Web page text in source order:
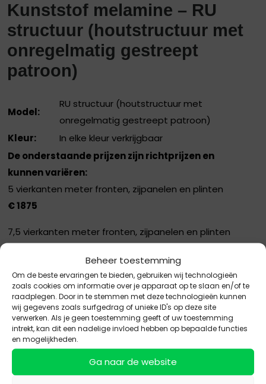
Beheer toestemming
Om de beste ervaringen te bieden, gebruiken wij technologieën
zoals cookies om informatie over je apparaat op te slaan en/of te
raadplegen. Door in te stemmen met deze technologieën kunnen
wij gegevens zoals surfgedrag of unieke ID's op deze site
verwerken. Als je geen toestemming geeft of uw toestemming
intrekt, kan dit een nadelige invloed hebben op bepaalde functies
en mogelijkheden.
Ga naar de website
Kunststof melamine – RU
structuur (houtstructuur met
onregelmatig gestreept
patroon)
Model:
RU structuur (houtstructuur met
onregelmatig gestreept patroon)
Kleur:
In elke kleur verkrijgbaar
De onderstaande prijzen zijn richtprijzen en
kunnen variëren:
5 vierkanten meter fronten, zijpanelen en plinten
€ 1875
7,5 vierkanten meter fronten, zijpanelen en plinten
10 vierkanten meter fronten, zijpanelen en plinten
€ 2850
Wordt geleverd zonder scharnieren.
Het grote voordeel van melamine fronten is dat ze zeer